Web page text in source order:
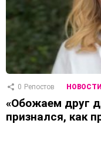
0 Репостов
«Обожаем друг
признался, как